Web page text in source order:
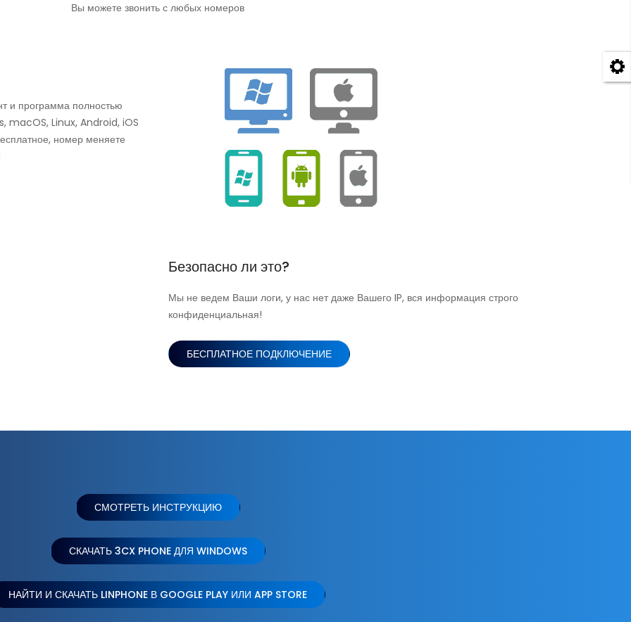
Вы можете звонить с любых номеров
и программа полностью
macOS, Linux, Android, iOS
номер меняете
Безопасно ли это?
Мы не ведем Ваши логи, у нас нет даже Вашего IP, вся информация строго
конфиденциальная!
БЕСПЛАТНОЕ ПОДКЛЮЧЕНИЕ
СМОТРЕТЬ ИНСТРУКЦИЮ
СКАЧАТЬ 3CX PHONE ДЛЯ WINDOWS
НАЙТИ И СКАЧАТЬ LINPHONE В GOOGLE PLAY ИЛИ APP STORE